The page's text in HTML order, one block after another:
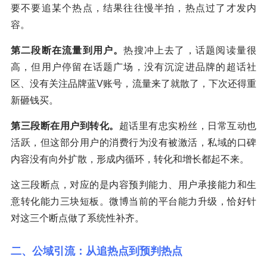
要不要追某个热点，结果往往慢半拍，热点过了才发内
容。
第二段断在流量到用户。热搜冲上去了，话题阅读量很
高，但用户停留在话题广场，没有沉淀进品牌的超话社
区、没有关注品牌蓝V账号，流量来了就散了，下次还得重
新砸钱买。
第三段断在用户到转化。 超话里有忠实粉丝，日常互动也
活跃，但这部分用户的消费行为没有被激活，私域的口碑
内容没有向外扩散，形成内循环，转化和增长都起不来。
这三段断点，对应的是内容预判能力、用户承接能力和生
意转化能力三块短板。微博当前的平台能力升级，恰好针
对这三个断点做了系统性补齐。
二、公域引流：从追热点到预判热点